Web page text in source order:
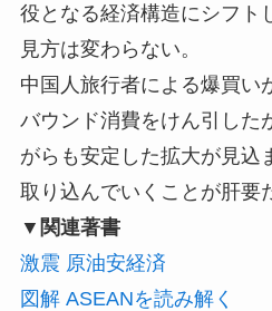
役となる経済構造にシフト
見方は変わらない。
中国人旅行者による爆買い
バウンド消費をけん引した
がらも安定した拡大が見込
取り込んでいくことが肝要
▼関連著書
激震 原油安経済
図解 ASEANを読み解く